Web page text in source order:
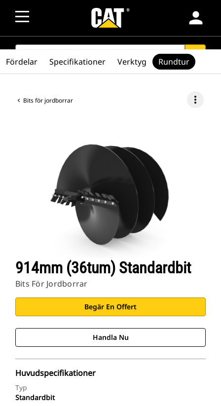
person
SEARCH search
Bits för jordborrar more_vert
914mm (36tum) Standardbit
Bits För Jordborrar
Begär En Offert
Handla Nu
Huvudspecifikationer
Typ
Standardbit
Fördelar Specifikationer Verktyg Rundtur